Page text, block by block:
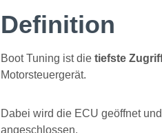
Definition
Boot Tuning ist die tiefste
Motorsteuergerät.
Dabei wird die ECU geöffnet
angeschlossen.